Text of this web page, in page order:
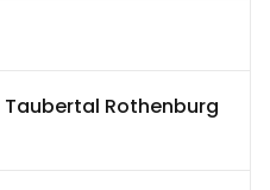
Taubertal Rothenburg